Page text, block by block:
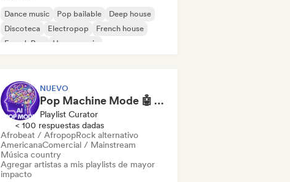
Dance music Pop bailable
Deep house
Discoteca
Electropop
French house
French Pop
House music
NUEVO
Pop Machine Mode 🤖 AI Music, Indie Pop & Dream Pop
Playlist Curator
< 100 respuestas dadas
Afrobeat / AfropopRock alternativo
AmericanaComercial / Mainstream
Música country
Agregar artistas a mis playlists de mayor
impacto